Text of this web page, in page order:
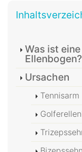
Was ist
Ellenbogen?
Ursachen
Tennisarm